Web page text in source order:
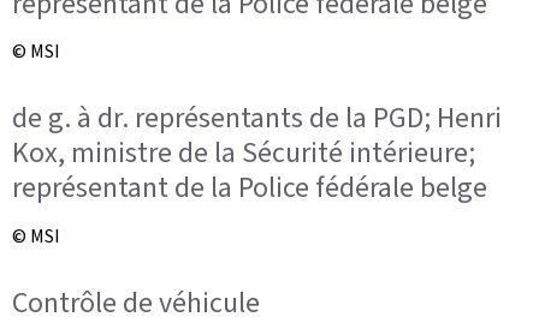
© MSI
de g. à dr. représentants de la PGD; Henri
Kox, ministre de la Sécurité intérieure;
représentant de la Police fédérale belge
© MSI
Contrôle de véhicule